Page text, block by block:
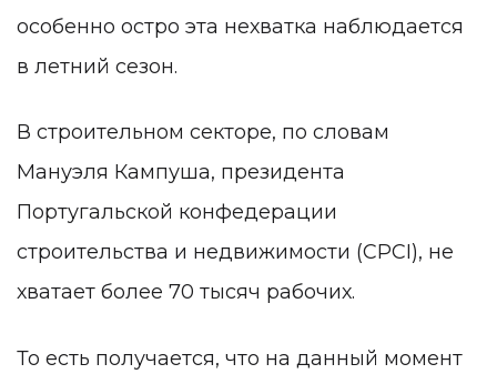
особенно остро эта нехватка наблюдается
в летний сезон.
В строительном секторе, по словам
Мануэля Кампуша, президента
Португальской конфедерации
строительства и недвижимости (CPCI), не
хватает более 70 тысяч рабочих.
То есть получается, что на данный момент